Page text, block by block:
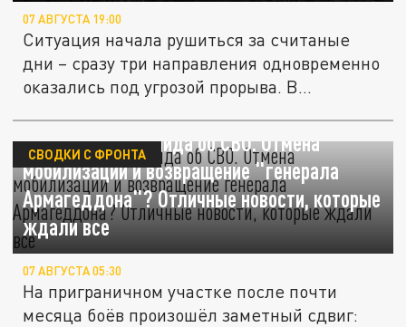
07 АВГУСТА 19:00
Ситуация начала рушиться за считаные
дни – сразу три направления одновременно
оказались под угрозой прорыва. В...
Три главных инсайда об СВО. Отмена
мобилизации и возвращение "генерала
Армагеддона"? Отличные новости, которые
ждали все
СВОДКИ С ФРОНТА
07 АВГУСТА 05:30
На приграничном участке после почти
месяца боёв произошёл заметный сдвиг: